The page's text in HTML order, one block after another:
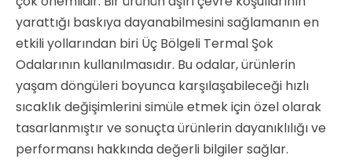
yarattığı baskıya dayanabilmesini sağlamanın en
etkili yollarından biri Üç Bölgeli Termal Şok
Odalarının kullanılmasıdır. Bu odalar, ürünlerin
yaşam döngüleri boyunca karşılaşabileceği hızlı
sıcaklık değişimlerini simüle etmek için özel olarak
tasarlanmıştır ve sonuçta ürünlerin dayanıklılığı ve
performansı hakkında değerli bilgiler sağlar.